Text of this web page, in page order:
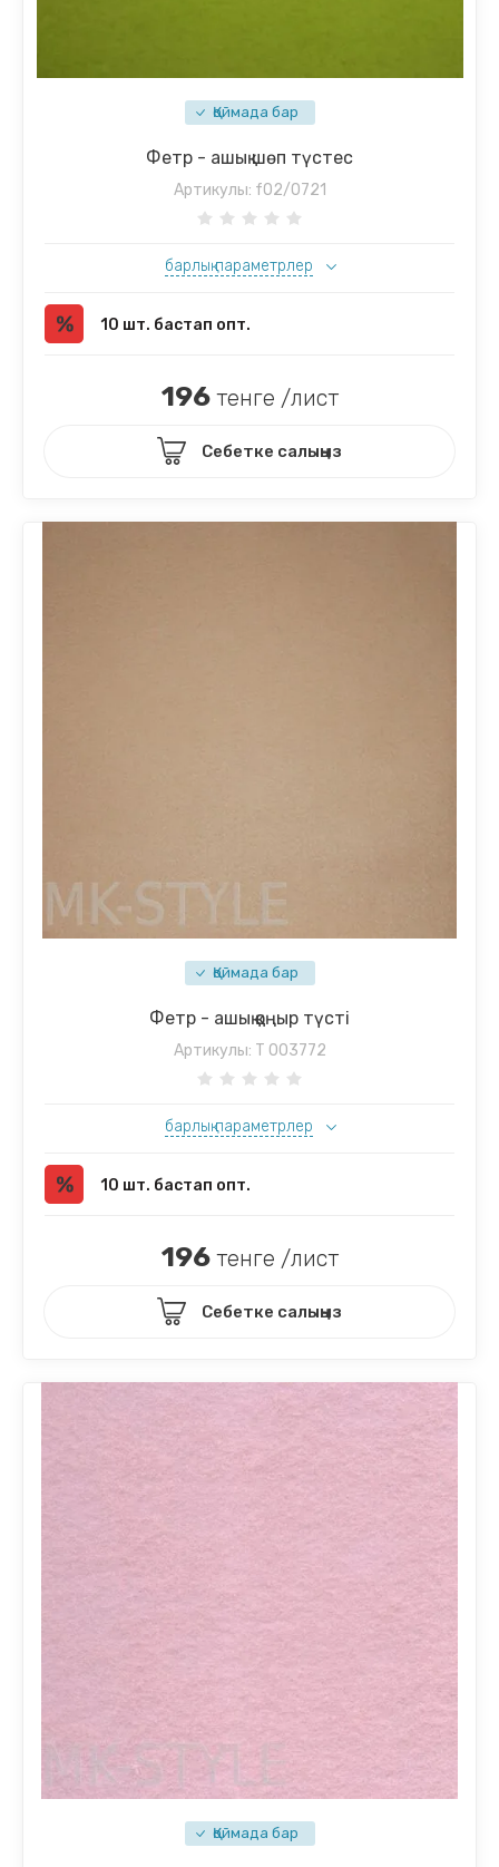
Қоймада бар
Фетр - ашық шөп түстес
Артикулы: f02/0721
барлық параметрлер
10 шт. бастап опт.
196тенге /лист
Себетке салыңыз
Қоймада бар
Фетр - ашық қоңыр түсті
Артикулы: T 003772
барлық параметрлер
10 шт. бастап опт.
196тенге /лист
Себетке салыңыз
Қоймада бар